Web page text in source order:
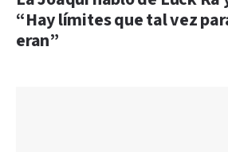
“Hay límites que tal vez
eran”